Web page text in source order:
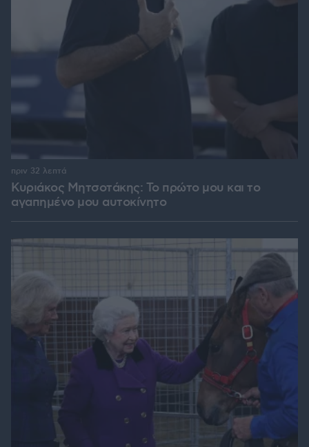
Κυριάκος Μητσοτάκης: Το πρώτο μου και το
αγαπημένο μου αυτοκίνητο
πριν 32 λεπτά